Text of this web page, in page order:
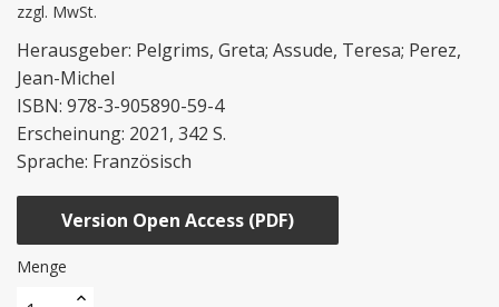
zzgl. MwSt.
Herausgeber: Pelgrims, Greta; Assude, Teresa; Perez,
Jean-Michel
ISBN: 978-3-905890-59-4
Erscheinung: 2021, 342 S.
Sprache: Französisch
Version Open Access (PDF)
Menge